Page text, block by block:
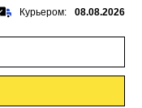
Курьером: 08.08.2026